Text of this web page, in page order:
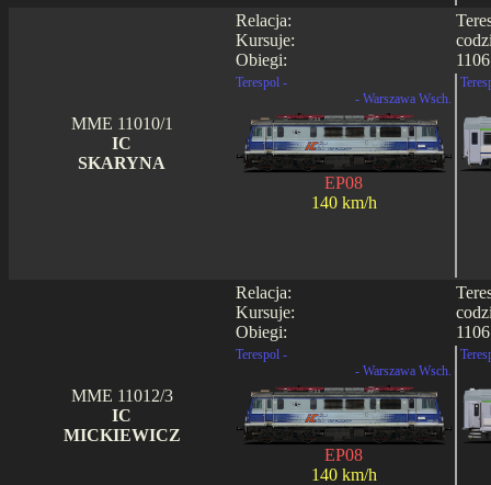
Relacja:
Kursuje:
Obiegi:
MME 11010/1
IC
SKARYNA
Terespol -
- Warszawa Wsch.
EP08
140 km/h
Relacja:
Kursuje:
Obiegi:
MME 11012/3
IC
MICKIEWICZ
Terespol -
- Warszawa Wsch.
EP08
140 km/h